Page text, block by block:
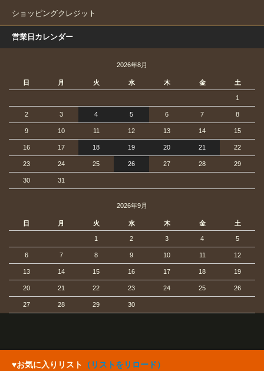
ショッピングクレジット
営業日カレンダー
2026年8月
日 月 火 水 木 金 土
1
2 3 4 5 6 7 8
9 10 11 12 13 14 15
16 17 18 19 20 21 22
23 24 25 26 27 28 29
30 31
2026年9月
日 月 火 水 木 金 土
1 2 3 4 5
6 7 8 9 10 11 12
13 14 15 16 17 18 19
20 21 22 23 24 25 26
27 28 29 30
♥お気に入りリスト （リストをリロード）